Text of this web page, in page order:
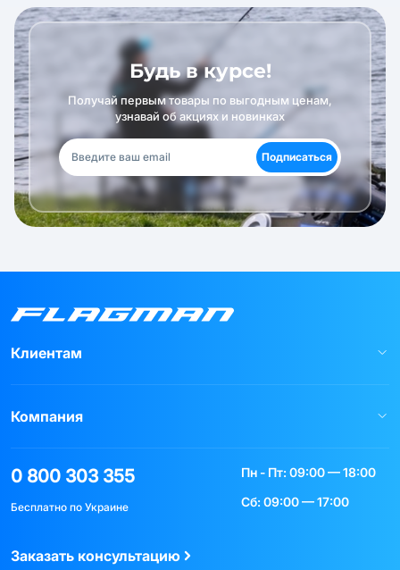
Будь в курсе!
Получай первым товары по выгодным ценам,
узнавай об акциях и новинках
Подписаться
Клиентам
Компания
0 800 303 355
Бесплатно по Украине
Пн - Пт: 09:00 — 18:00
Сб: 09:00 — 17:00
Заказать консультацию